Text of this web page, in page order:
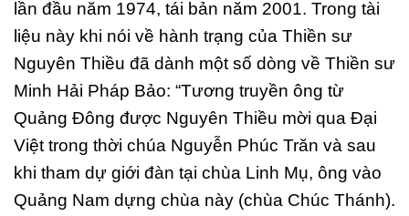
lần đầu năm 1974, tái bản năm 2001. Trong tài
liệu này khi nói về hành trạng của Thiền sư
Nguyên Thiều đã dành một số dòng về Thiền sư
Minh Hải Pháp Bảo: “Tương truyền ông từ
Quảng Đông được Nguyên Thiều mời qua Đại
Việt trong thời chúa Nguyễn Phúc Trăn và sau
khi tham dự giới đàn tại chùa Linh Mụ, ông vào
Quảng Nam dựng chùa này (chùa Chúc Thánh).